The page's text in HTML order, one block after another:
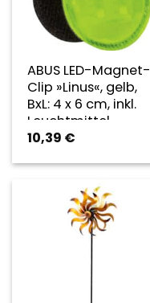
ABUS LED-Magnet-
Clip »Linus«, gelb,
BxL: 4 x 6 cm, inkl.
Leuchtmittel
10,39 €